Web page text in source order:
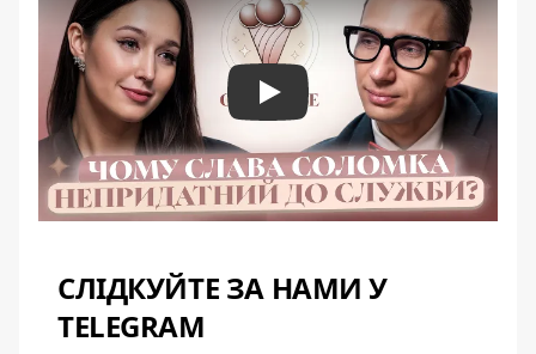
Play
СЛІДКУЙТЕ ЗА НАМИ У
TELEGRAM